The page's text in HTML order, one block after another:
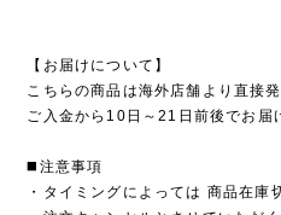
【お届けについて】
こちらの商品は海外店舗より直接発
ご入金から10日～21日前後でお届
◼️注意事項
・タイミングによっては 商品在庫